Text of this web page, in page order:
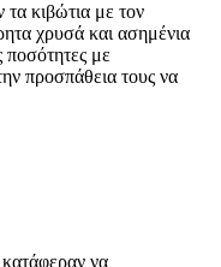
τα κιβώτια με τον
χρυσά και ασημένια
ποσότητες με
προσπάθεια τους να
να